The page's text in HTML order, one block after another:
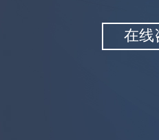
在线